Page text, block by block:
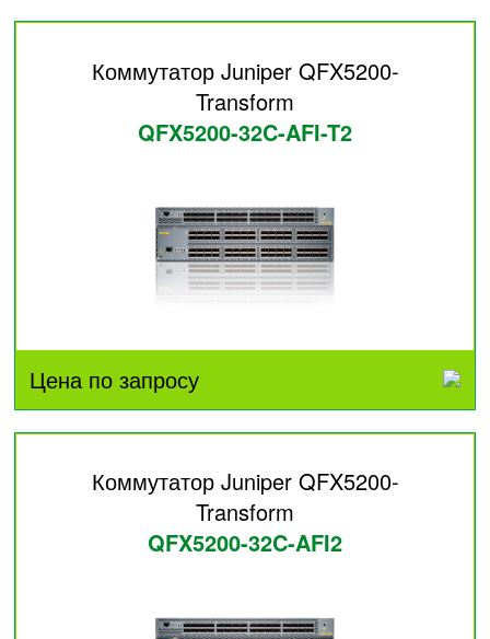
Коммутатор Juniper QFX5200-
Transform
QFX5200-32C-AFI-T2
Цена по запросу
Коммутатор Juniper QFX5200-
Transform
QFX5200-32C-AFI2